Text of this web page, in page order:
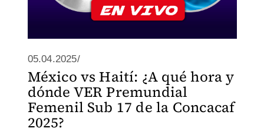
05.04.2025/
México vs Haití: ¿A qué hora y
dónde VER Premundial
Femenil Sub 17 de la Concacaf
2025?